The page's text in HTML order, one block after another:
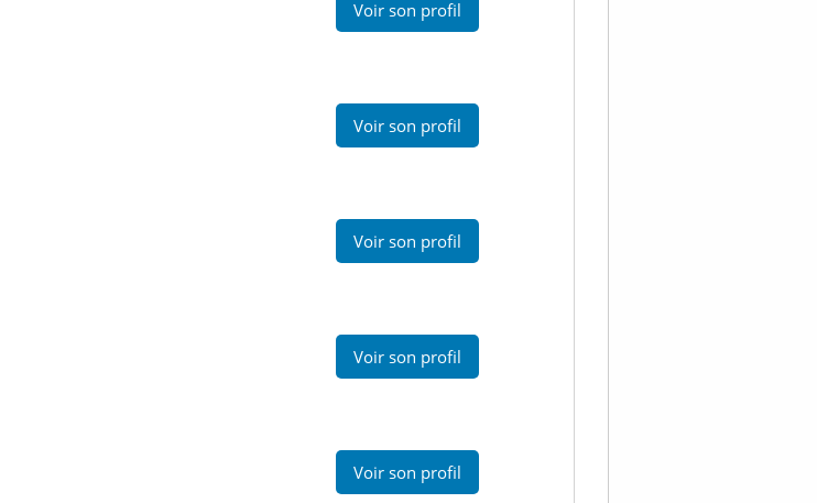
Voir son profil
Voir son profil
Voir son profil
Voir son profil
Voir son profil